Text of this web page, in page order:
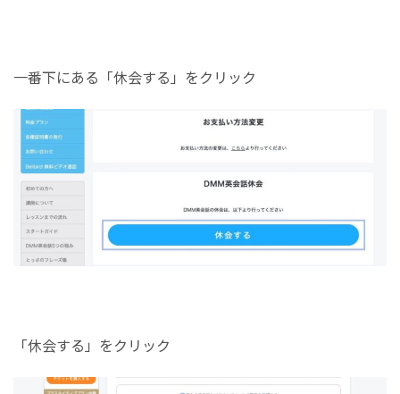
一番下にある「休会する」をクリック
「休会する」をクリック